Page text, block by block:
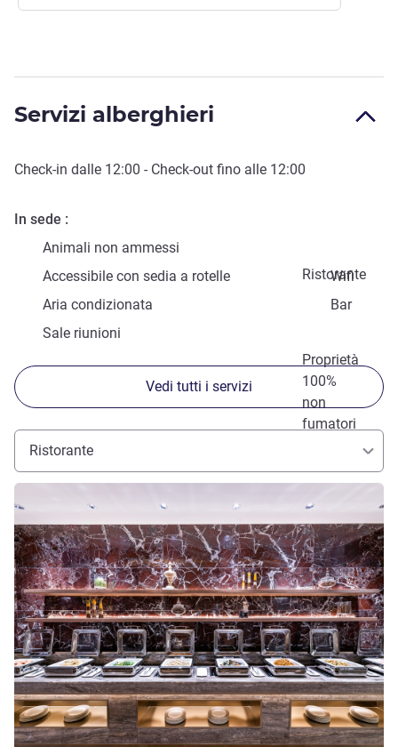
Servizi alberghieri
Check-in dalle 12:00 - Check-out fino alle 12:00
In sede
Animali non ammessi
Ristorante
Accessibile con sedia a rotelle
Wifi
Aria condizionata
Bar
Sale riunioni
Proprietà
100%
non
fumatori
Vedi tutti i servizi
Ristorante
Visualizza dettagli